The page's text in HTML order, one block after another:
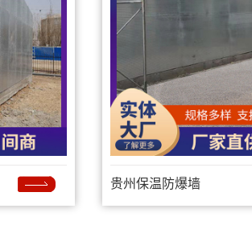
贵州保温防爆墙